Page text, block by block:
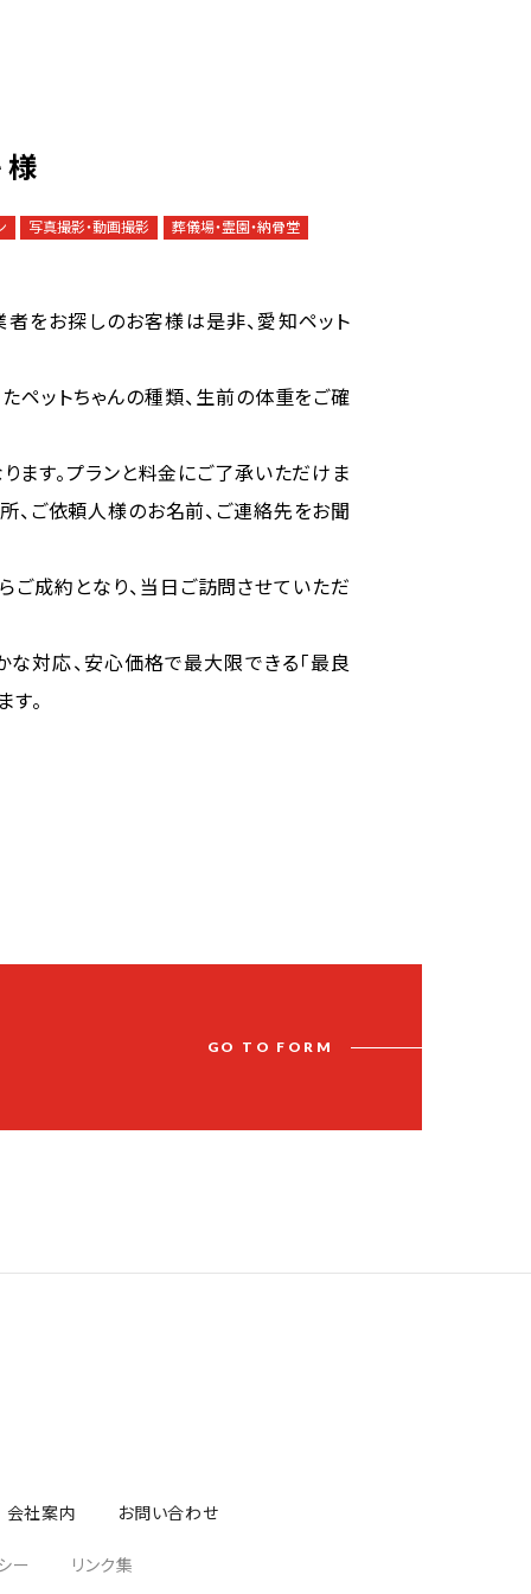
様
写真撮影・動画撮影 葬儀場・霊園・納骨堂
をお探しのお客様は是非、愛知ペット
ペットちゃんの種類、生前の体重をご確
ます。プランと料金にご了承いただけま
、ご依頼人様のお名前、ご連絡先をお聞
成約となり、当日ご訪問させていただ
対応、安心価格で最大限できる「最良
。
G O T O F O R M
会社案内 お問い合わせ
ー リンク集